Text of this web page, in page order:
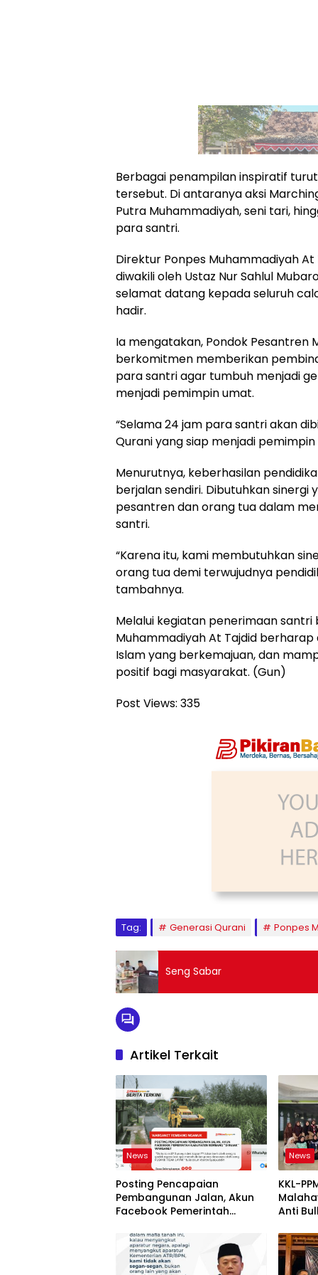
Berbagai penampilan inspiratif
tersebut. Di antaranya aksi
Putra Muhammadiyah, seni tari,
para santri.
Direktur Ponpes Muhammadiyah At
diwakili oleh Ustaz Nur Sahlul
selamat datang kepada seluruh
hadir.
Ia mengatakan, Pondok Pesantren
berkomitmen memberikan
para santri agar tumbuh menjadi
menjadi pemimpin umat.
“Selama 24 jam para santri akan
Qurani yang siap menjadi pemimpin
Menurutnya, keberhasilan
berjalan sendiri. Dibutuhkan sinergi
pesantren dan orang tua dalam
santri.
“Karena itu, kami membutuhkan
orang tua demi terwujudnya
tambahnya.
Melalui kegiatan penerimaan santri
Muhammadiyah At Tajdid
Islam yang berkemajuan, dan
positif bagi masyarakat. (Gun)
Post Views: 335
Tag: Generasi Qurani Ponpes
Seng Sabar
Artikel Terkait
News
Posting Pencapaian
Pembangunan Jalan, Akun
Facebook Pemerintah
“Dirujak” Warganet
News
KKL-
Anti
Metero